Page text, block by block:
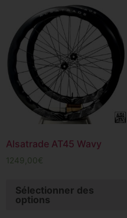
Alsatrade AT45 Wavy
1249,00 €
Sélectionner des
options